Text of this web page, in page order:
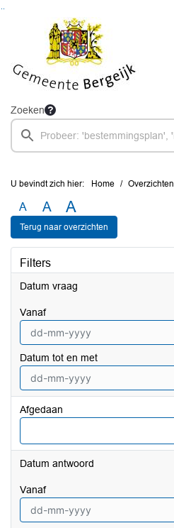
Ga naar de inhoud van deze pagina
Ga naar het zoeken
Zoeken
U bevindt zich hier: Home Overzichten
A A A
Terug naar overzichten
Filters
Datum vraag
vanaf
Datum tot en met
Afgedaan
Datum antwoord
vanaf